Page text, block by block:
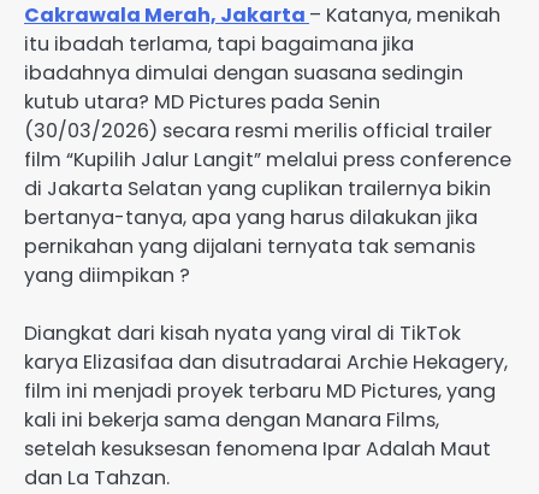
Cakrawala Merah, Jakarta – Katanya, menikah
itu ibadah terlama, tapi bagaimana jika
ibadahnya dimulai dengan suasana sedingin
kutub utara? MD Pictures pada Senin
(30/03/2026) secara resmi merilis official trailer
film “Kupilih Jalur Langit” melalui press conference
di Jakarta Selatan yang cuplikan trailernya bikin
bertanya-tanya, apa yang harus dilakukan jika
pernikahan yang dijalani ternyata tak semanis
yang diimpikan ?
Diangkat dari kisah nyata yang viral di TikTok
karya Elizasifaa dan disutradarai Archie Hekagery,
film ini menjadi proyek terbaru MD Pictures, yang
kali ini bekerja sama dengan Manara Films,
setelah kesuksesan fenomena Ipar Adalah Maut
dan La Tahzan.